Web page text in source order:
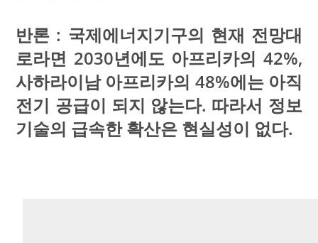
반론 : 국제에너지기구의 현재 전망대
로라면 2030년에도 아프리카의 42%,
사하라이남 아프리카의 48%에는 아직
전기 공급이 되지 않는다. 따라서 정보
기술의 급속한 확산은 현실성이 없다.